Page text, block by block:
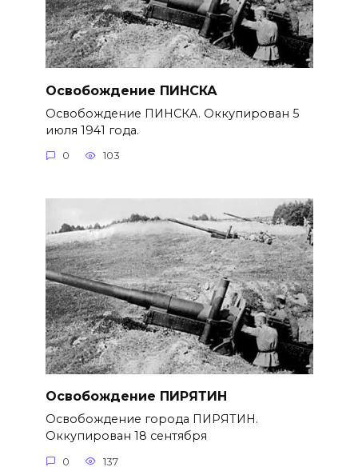
Освобождение ПИНСКА
Освобождение ПИНСКА. Оккупирован 5
июля 1941 года.
0 103
Освобождение ПИРЯТИН
Освобождение города ПИРЯТИН.
Оккупирован 18 сентября
0 137